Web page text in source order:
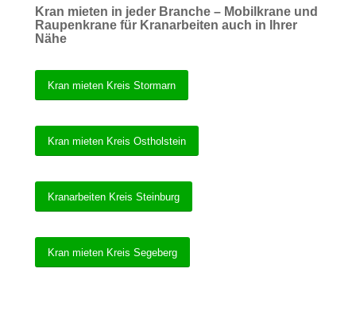
Kran mieten in jeder Branche – Mobilkrane und
Raupenkrane für Kranarbeiten auch in Ihrer
Nähe
Kran mieten Kreis Stormarn
Kran mieten Kreis Ostholstein
Kranarbeiten Kreis Steinburg
Kran mieten Kreis Segeberg